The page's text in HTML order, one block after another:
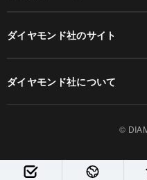
ダイヤモンド社のサイト
書籍オンライン
ダイヤモンド社について
採用情報
©